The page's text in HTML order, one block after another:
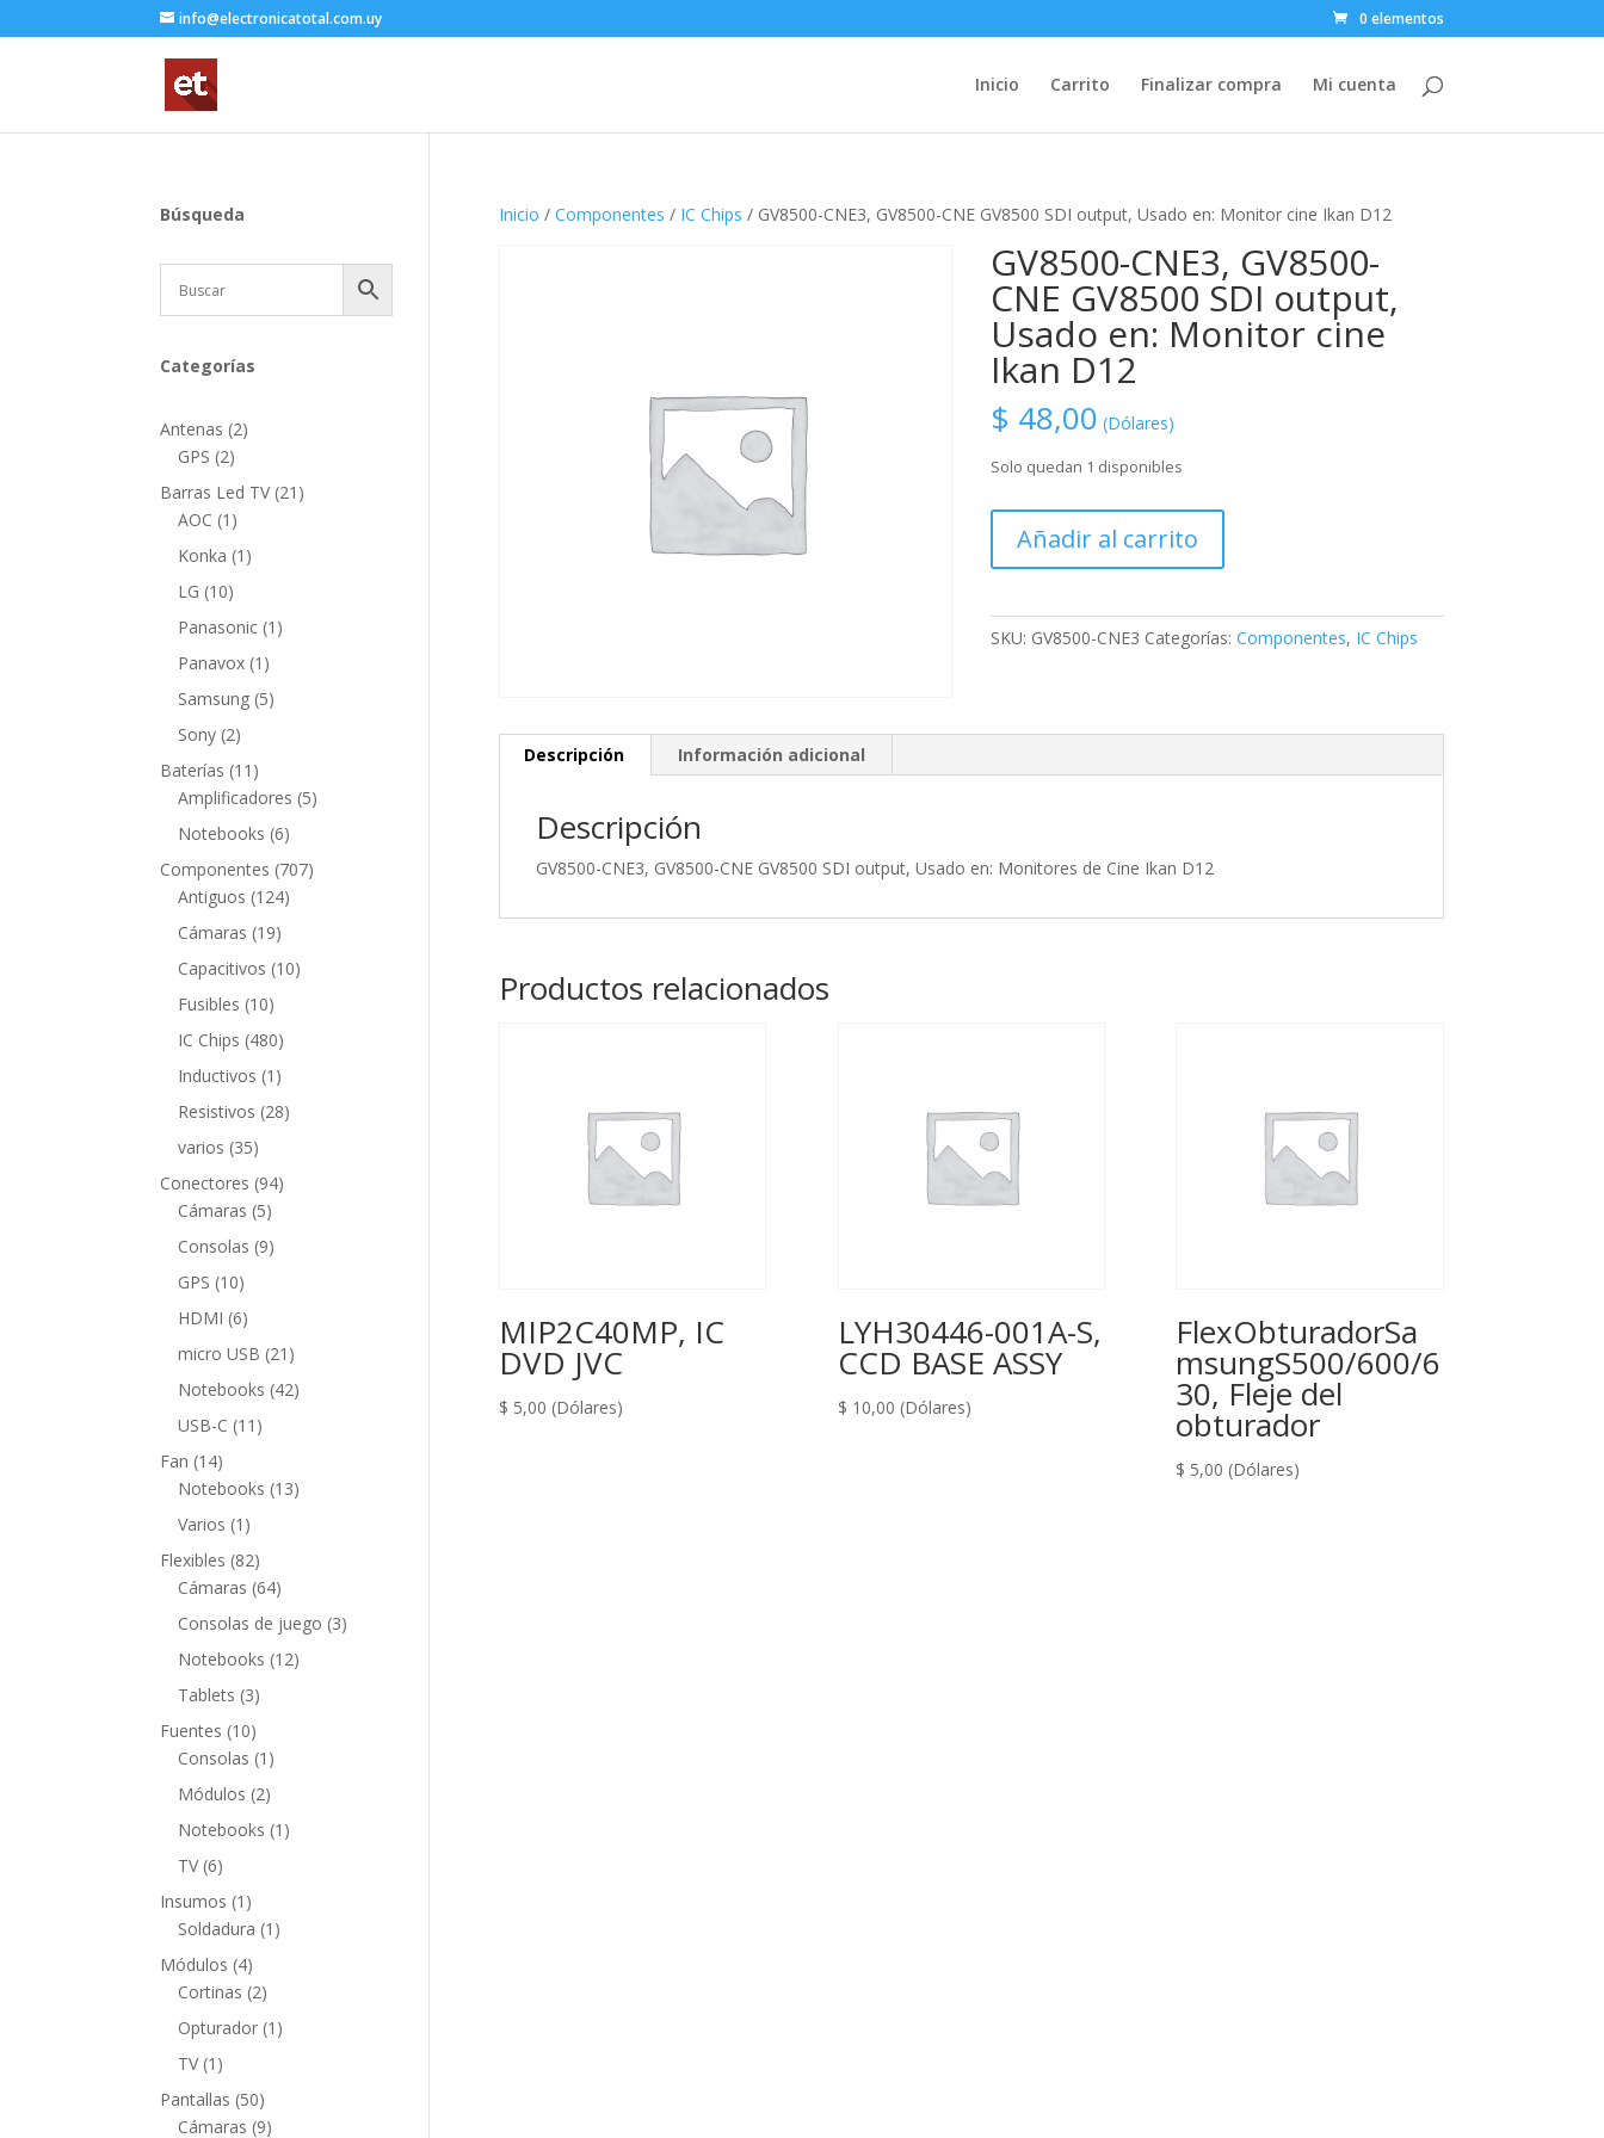
info@electronicatotal.com.uy 0 elementos
Inicio Carrito Finalizar compra Mi cuenta
Inicio / Componentes / IC Chips / GV8500-CNE3, GV8500-CNE GV8500 SDI output, Usado en: Monitor cine Ikan D12
GV8500-CNE3, GV8500-
CNE GV8500 SDI output,
Usado en: Monitor cine
Ikan D12
$ 48,00 (Dólares)
Solo quedan 1 disponibles
CNE3,
GV8500-
GV8500
en:
Monitor
cantidad
Añadir al carrito
SKU: GV8500-CNE3 Categorías: Componentes, IC Chips
Descripción Información adicional
Descripción
GV8500-CNE3, GV8500-CNE GV8500 SDI output, Usado en: Monitores de Cine Ikan D12
Productos relacionados
MIP2C40MP, IC
DVD JVC
$ 5,00 (Dólares)
LYH30446-001A-S,
CCD BASE ASSY
$ 10,00 (Dólares)
FlexObturadorSa
msungS500/600/6
30, Fleje del
obturador
$ 5,00 (Dólares)
Búsqueda
Categorías
Antenas 22
GPS 22
productos
Barras Led TV 21 21
AOC 1 1
producto
Konka 1 1
LG 1010
productos
Panasonic 1 1
Panavox 1 1
producto
Samsung 55
Sony 22
productos
Baterías 11 11
productos
Amplificadores 55
Notebooks 66
productos
Componentes 707707
Antiguos 124124
Cámaras 1919
productos
Capacitivos 1010
Fusibles 1010
productos
IC Chips 480480
productos
Inductivos 1 1
producto
Resistivos 2828
varios 3535
productos
Conectores 9494
Cámaras 55
productos
Consolas 99
GPS 1010
productos
HDMI 66
productos
micro USB 21 21
productos
Notebooks 4242
USB-C 11 11
Fan 1414
productos
Notebooks 1313
Varios 1 1
producto
Flexibles 8282
productos
Cámaras 6464
productos
Consolas de juego 33
Notebooks 1212
Tablets 33
productos
Fuentes 1010
productos
Consolas 1 1
producto
Módulos 22
productos
Notebooks 1 1
TV 66
productos
Insumos 1 1
producto
Soldadura 1 1
Módulos 44
productos
Cortinas 22
productos
Opturador 1 1
TV 1 1
producto
Pantallas 5050
productos
Cámaras 99